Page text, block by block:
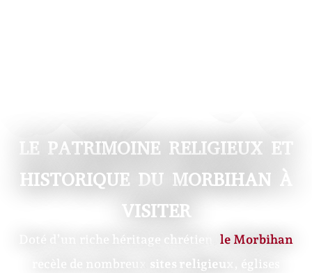
LE PATRIMOINE RELIGIEUX ET
HISTORIQUE DU MORBIHAN À
VISITER
Doté d’un riche héritage chrétien, le Morbihan
recèle de nombreux
sites religieux